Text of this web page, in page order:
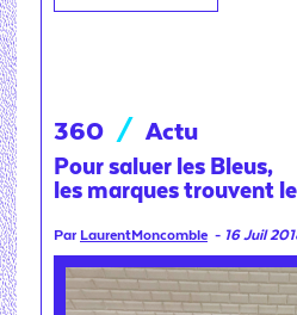
360 / Actu
Pour saluer les Bleus,
les marques trouvent
Par LaurentMoncomble - 16 Juil